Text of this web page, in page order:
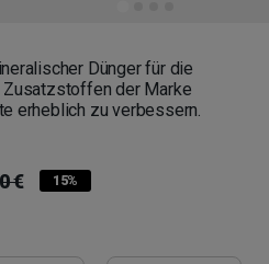
Dünger für die
Zusatzstoffen der Marke
erheblich zu verbessern.
€ 15%